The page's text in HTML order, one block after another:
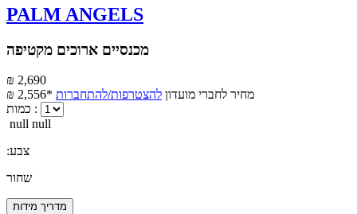
PALM ANGELS
מכנסיים ארוכים מקטיפה
₪ 2,690
₪ 2,556*
מחיר לחברי מועדון להצטרפות/להתחברות
כמות :
null null
:צבע
שחור
מדריך מידות